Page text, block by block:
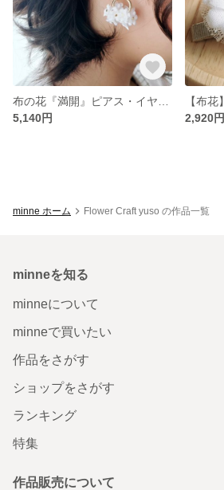
5,140円
2,920円
minne ホーム Flower Craft yuso の作品一覧
minneを知る
minneについて
minneで買いたい
作品をさがす
ショップをさがす
ランキング
特集
作品販売について